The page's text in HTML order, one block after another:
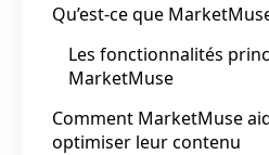
Qu’est-ce que
Les fonctionnalités
MarketMuse
Comment MarketMuse
optimiser leur contenu